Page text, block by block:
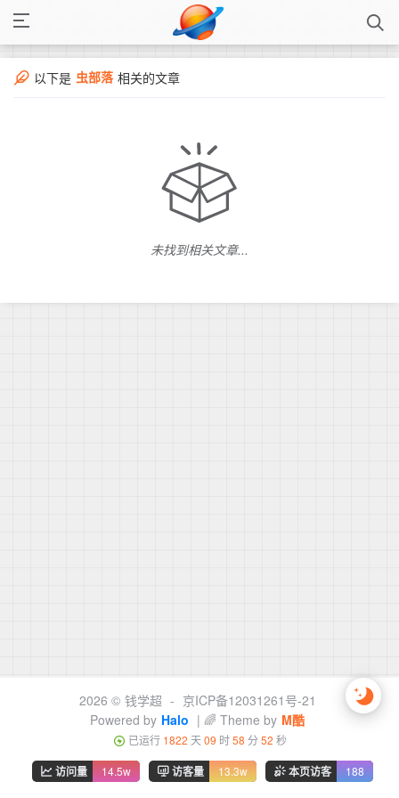
以下是 虫部落 相关的文章
未找到相关文章...
2026 © 钱学超 - 京ICP备12031261号-21
Powered by Halo | 🌈 Theme by M酷
已运行 1822 天09 时58 分 52 秒
访问量 14.5w 访客量 13.3w 本页访客 188